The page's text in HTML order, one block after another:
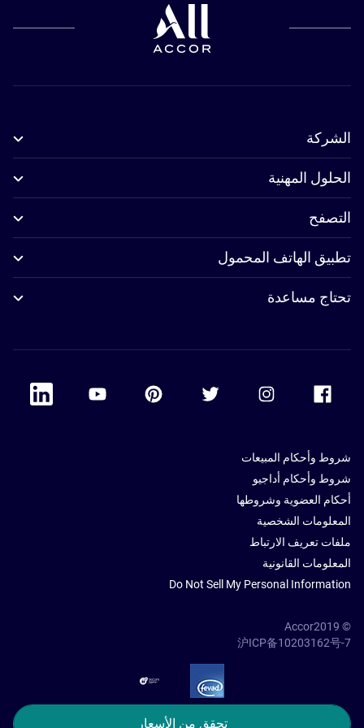
تحقق من الأسعار
الشركة
الحلول المهنية
التصفح
تطبيق الهاتف المحمول
تحتاج مساعدة
Accor Facebook
Accor Twitter
Accor Pinterest
Accor Youtube
Linkedin
شروط وأحكام المبيعات
شروط وأحكام أداجيو
أحكام العضوية وشروطها
المعلومات الشخصية
ملفات تعريف الارتباط
المعلومات القانونية
Do Not Sell My Personal Information
© Accor2019
沪ICP备10203162号-7